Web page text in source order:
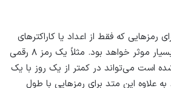
رمزهایی که فقط از اعداد یا کاراکترهای
کمی استفاده شده باشد بسیار موثر خواهد بود. مثلاً یک رمز ۸ رقمی
۰-۹ استفاده شده است می‌تواند در کمتر از یک روز با یک
علاوه این متد برای رمزهایی با طول